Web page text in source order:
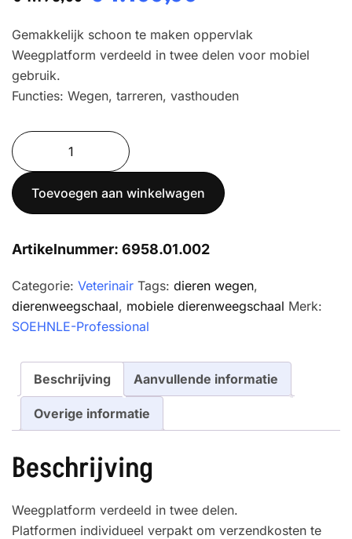
prijs
was:
€ 1.198,00.
prijs
is:
€ 1.100,00.
Gemakkelijk schoon te maken oppervlak
Weegplatform verdeeld in twee delen voor mobiel
gebruik.
Functies: Wegen, tarreren, vasthouden
Soehnle
Dierenweegschaal
6958
aantal
Toevoegen aan winkelwagen
Artikelnummer: 6958.01.002
Categorie: Veterinair Tags: dieren wegen,
dierenweegschaal, mobiele dierenweegschaal Merk:
SOEHNLE-Professional
Beschrijving Aanvullende informatie
Overige informatie
Beschrijving
Weegplatform verdeeld in twee delen.
Platformen individueel verpakt om verzendkosten te